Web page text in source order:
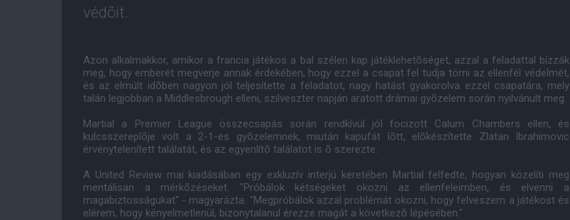
védõit.
Azon alkalmakkor, amikor a francia játékos a bal szélen kap játéklehetõséget, azzal a feladattal bízzák
meg, hogy emberét megverje annak érdekében, hogy ezzel a csapat fel tudja törni az ellenfél védelmét,
és az elmúlt idõben nagyon jól teljesítette a feladatot, nagy hatást gyakorolva ezzel csapatára, mely
talán legjobban a Middlesbrough elleni, szilveszter napján aratott drámai gyõzelem során nyilvánult meg.
Martial a Premier League összecsapás során rendkívül jól focizott Calum Chambers ellen, és
kulcsszereplõje volt a 2-1-es gyõzelemnek, miután kapufát lõtt, elõkészítette Zlatan Ibrahimovic
érvénytelenített találatát, és az egyenlítõ találatot is õ szerezte.
A United Review mai kiadásában egy exkluzív interjú keretében Martial felfedte, hogyan közelíti meg
mentálisan a mérkõzéseket. "Próbálok kétségeket okozni az ellenfeleimben, és elvenni a
magabiztosságukat" - magyarázta. "Megpróbálok azzal problémát okozni, hogy felveszem a játékost és
elérem, hogy kényelmetlenül, bizonytalanul érezze magát a következõ lépésében."